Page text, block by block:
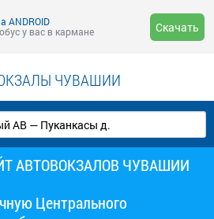
ANDROID
у вас в кармане
Скачать
ЧУВАШИИ
АВТОВОКЗАЛОВ ЧУВАШИИ
Центрального